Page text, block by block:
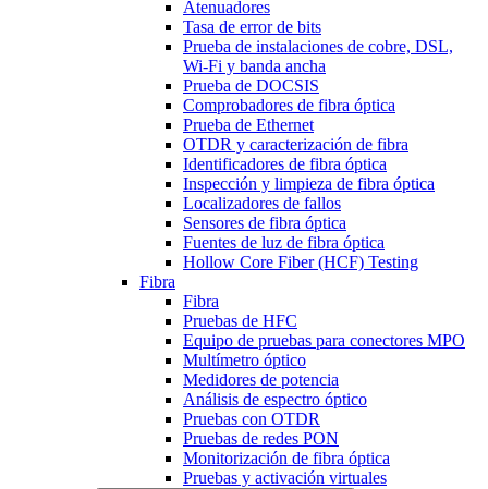
Atenuadores
Tasa de error de bits
Prueba de instalaciones de cobre, DSL,
Wi-Fi y banda ancha
Prueba de DOCSIS
Comprobadores de fibra óptica
Prueba de Ethernet
OTDR y caracterización de fibra
Identificadores de fibra óptica
Inspección y limpieza de fibra óptica
Localizadores de fallos
Sensores de fibra óptica
Fuentes de luz de fibra óptica
Hollow Core Fiber (HCF) Testing
Fibra
Fibra
Pruebas de HFC
Equipo de pruebas para conectores MPO
Multímetro óptico
Medidores de potencia
Análisis de espectro óptico
Pruebas con OTDR
Pruebas de redes PON
Monitorización de fibra óptica
Pruebas y activación virtuales